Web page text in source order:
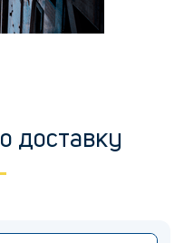
доставку